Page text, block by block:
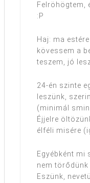
Felröhögtem,
:P
Haj: ma
kövessem a
teszem, jó
24-én szinte
leszünk,
(minimál
Éjjelre
élféli misére
Egyébként mi
nem
Eszünk,